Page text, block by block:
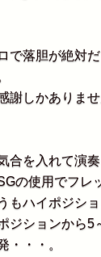
で落胆が絶対
謝しかありま
を入れて演奏
の使用でフレ
もハイポジシ
ジションから5
・・・。